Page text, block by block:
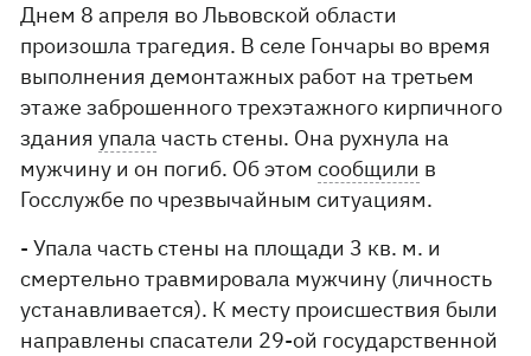
Днем 8 апреля во Львовской области
произошла трагедия. В селе Гончары во время
выполнения демонтажных работ на третьем
этаже заброшенного трехэтажного кирпичного
зданияупала часть стены. Она рухнула на
мужчину и он погиб. Об этомсообщили в
Госслужбе по чрезвычайным ситуациям.
- Упала часть стены на площади 3 кв. м. и
смертельно травмировала мужчину (личность
устанавливается). К месту происшествия были
направлены спасатели 29-ой государственной